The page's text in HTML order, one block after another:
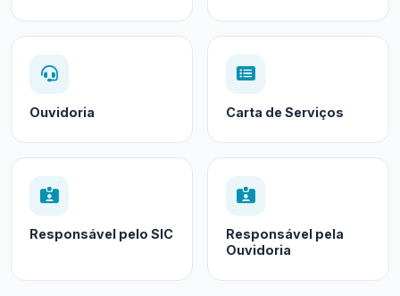
Ouvidoria Carta de Serviços
Responsável pelo SIC
Responsável pela
Ouvidoria